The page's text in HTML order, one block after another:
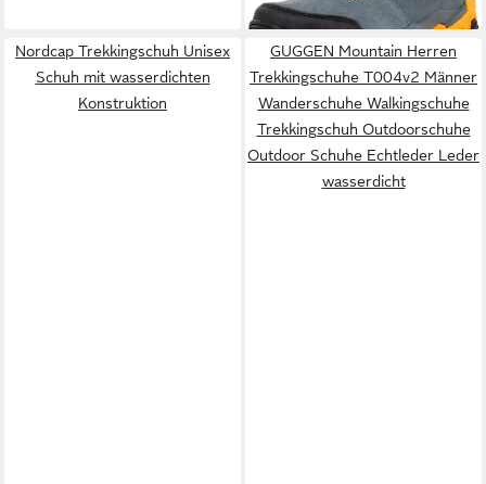
Schuhspitze; Leder
Nordcap Trekkingschuh Unisex
Schuh mit wasserdichten
Konstruktion
GUGGEN Mountain Herren
Trekkingschuhe T004v2 Männer
Wanderschuhe Walkingschuhe
Trekkingschuh Outdoorschuhe
Outdoor Schuhe Echtleder Leder
wasserdicht